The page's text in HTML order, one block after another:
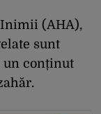
(AHA),
sunt
un conținut